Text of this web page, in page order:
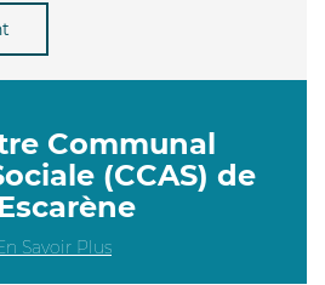
Communal
(CCAS) de
Savoir Plus